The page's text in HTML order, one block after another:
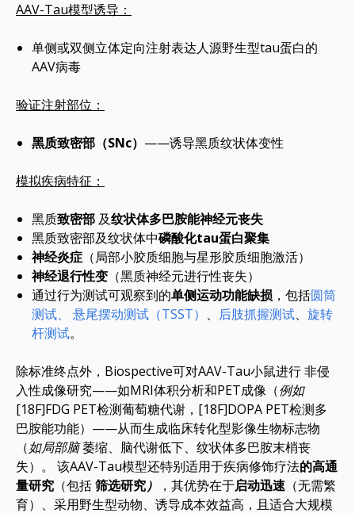
AAV-Tau模型诱导：
单侧或双侧立体定向注射表达人源野生型tau蛋白的
AAV病毒
验证注射部位：
黑质致密部（SNc） ——诱导黑质纹状体变性
模拟疾病特征：
黑质致密部 及纹状体多巴胺能神经元丧失
黑质致密部及纹状体中磷酸化tau蛋白聚集
神经炎症 （局部小胶质细胞与星形胶质细胞激活）
神经退行性变 （黑质神经元进行性丧失）
通过行为测试可观察到的单侧运动功能缺损 ，包括圆筒
测试、
悬尾摆动测试（TSST） 、 后肢抓握测试、 旋转
杆测试。
除标准终点外，Biospective可对AAV-Tau小鼠进行非侵
入性成像研究——如MRI体积分析和PET成像（例如
[18F]FDG PET检测葡萄糖代谢，[18F]DOPA PET检测多
巴胺能功能）——从而生成临床转化型影像生物标志物
（如局部脑萎缩、脑代谢低下、纹状体多巴胺末梢丧
失）。 该AAV-Tau模型还特别适用于疾病修饰疗法的高通
量研究 （包括筛选研究） ，其优势在于启动迅速 （无需繁
育）、采用野生型动物、诱导成本效益高，且适合大规模